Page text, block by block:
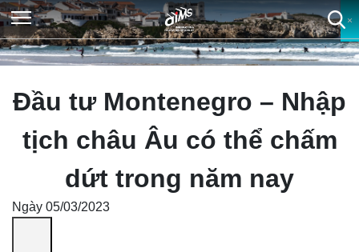
Đầu tư Montenegro – Nhập
tịch châu Âu có thể chấm
dứt trong năm nay
Ngày 05/03/2023
×
×
×
×